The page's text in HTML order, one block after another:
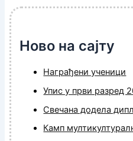
Ново на сајту
Награђени ученици
Упис у први разред
Свечана додела
Камп